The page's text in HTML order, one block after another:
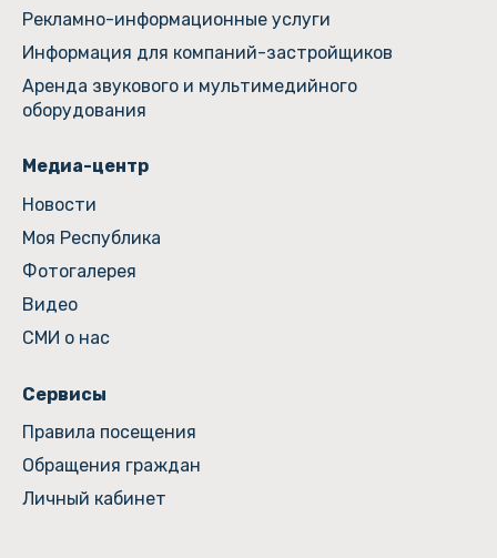
Рекламно-информационные услуги
Информация для компаний-застройщиков
Аренда звукового и мультимедийного
оборудования
Медиа-центр
Новости
Моя Республика
Фотогалерея
Видео
СМИ о нас
Сервисы
Правила посещения
Обращения граждан
Личный кабинет